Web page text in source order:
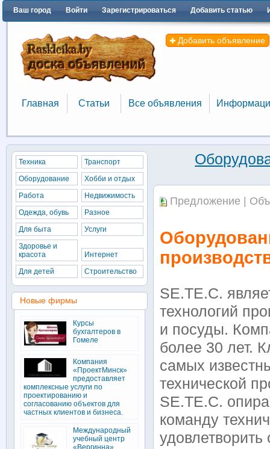
Ваш город Войти Зарегистрироваться Добавить статью
Добавить объявление
Главная
Главная
Статьи
Статьи
Все объявления
Все объявления
Предложение |
SE.TE.C.
технологий
и посуды.
более 30 лет.
самых
технической
SE.TE.C.
команду
Техника
Транспорт
Оборудование
Хобби и отдых
Работа
Недвижимость
Одежда, обувь
Разное
Для быта
Услуги
Здоровье и
красота
Интернет
Для детей
Строительство
Новые фирмы
Курсы
бухгалтеров в
Гомеле
Компания
«ПроектМинск»
предоставляет
комплексные услуги по
проектированию и
согласованию объектов для
частных клиентов и бизнеса.
Международный
учебный центр
«Вергинна»